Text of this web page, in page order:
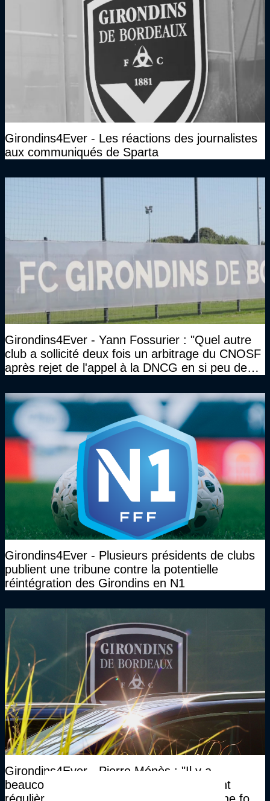
Girondins4Ever - Les réactions des journalistes
aux communiqués de Sparta
Girondins4Ever - Yann Fossurier : "Quel autre
club a sollicité deux fois un arbitrage du CNOSF
après rejet de l'appel à la DNCG en si peu de
Girondins4Ever - Plusieurs présidents de clubs
publient une tribune contre la potentielle
réintégration des Girondins en N1
Girondins4Ever - Pierre Ménès : "Il y a
beaucoup d’anciens bordelais qui l’ouvrent